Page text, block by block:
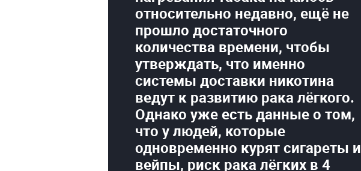
относительно недавно, ещё не
прошло достаточного
количества времени, чтобы
утверждать, что именно
системы доставки никотина
ведут к развитию рака лёгкого.
Однако уже есть данные о том,
что у людей, которые
одновременно курят сигареты и
вейпы, риск рака лёгких в 4